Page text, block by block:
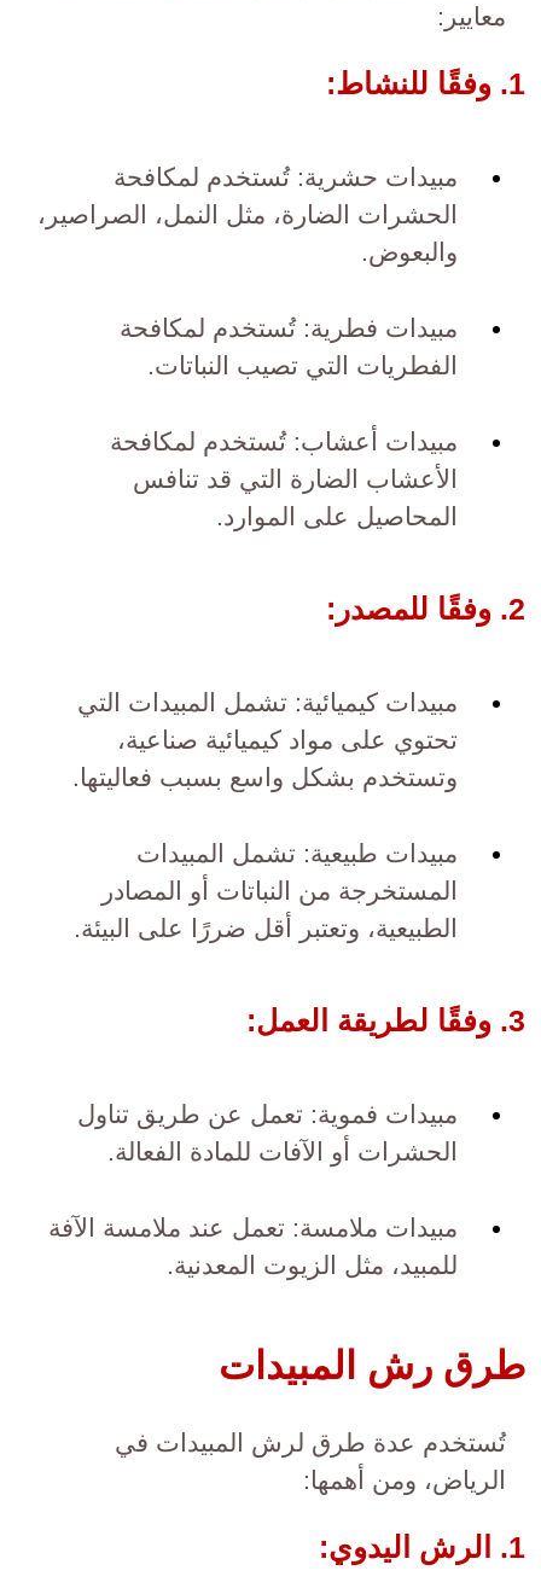
معايير:
1. وفقًا للنشاط:
مبيدات حشرية: تُستخدم لمكافحة
الحشرات الضارة، مثل النمل، الصراصير،
والبعوض.
مبيدات فطرية: تُستخدم لمكافحة
الفطريات التي تصيب النباتات.
مبيدات أعشاب: تُستخدم لمكافحة
الأعشاب الضارة التي قد تنافس
المحاصيل على الموارد.
2. وفقًا للمصدر:
مبيدات كيميائية: تشمل المبيدات التي
تحتوي على مواد كيميائية صناعية،
وتستخدم بشكل واسع بسبب فعاليتها.
مبيدات طبيعية: تشمل المبيدات
المستخرجة من النباتات أو المصادر
الطبيعية، وتعتبر أقل ضررًا على البيئة.
3. وفقًا لطريقة العمل:
مبيدات فموية: تعمل عن طريق تناول
الحشرات أو الآفات للمادة الفعالة.
مبيدات ملامسة: تعمل عند ملامسة الآفة
للمبيد، مثل الزيوت المعدنية.
طرق رش المبيدات
تُستخدم عدة طرق لرش المبيدات في
الرياض، ومن أهمها:
1. الرش اليدوي: